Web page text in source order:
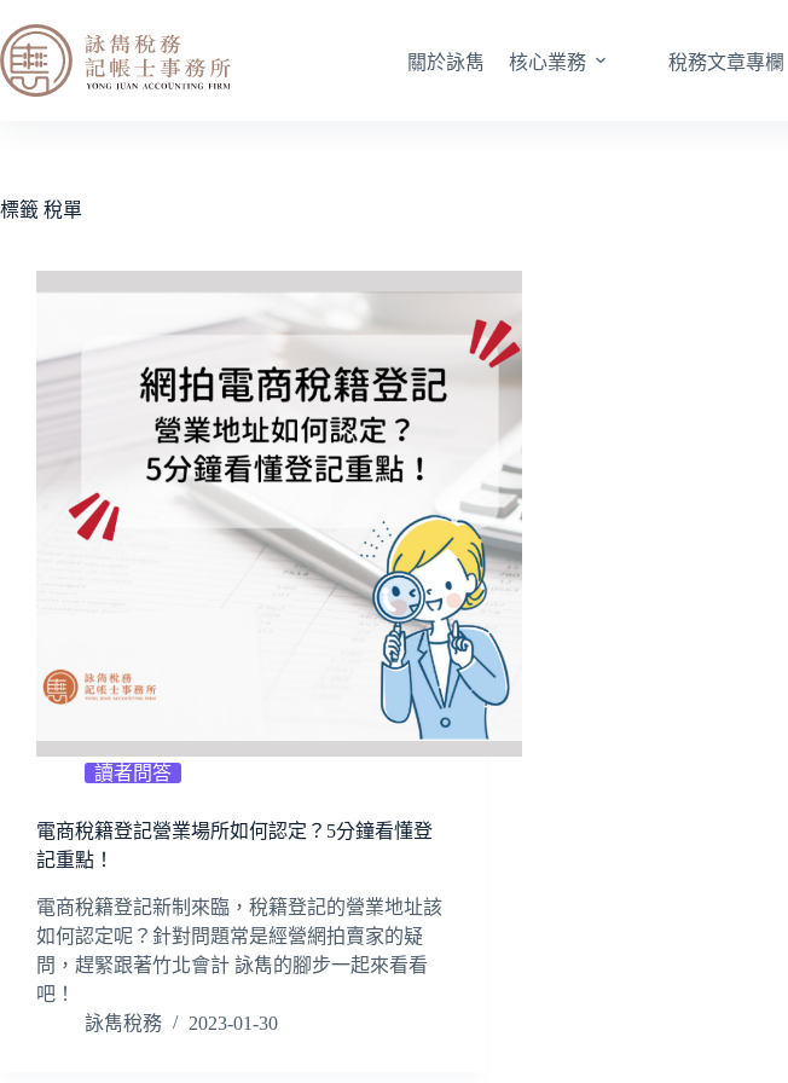
關於詠雋 核心業務 稅務文章專欄
標籤 稅單
讀者問答
電商稅籍登記營業場所如何認定？5分鐘看懂登
記重點！
電商稅籍登記新制來臨，稅籍登記的營業地址該
如何認定呢？針對問題常是經營網拍賣家的疑
問，趕緊跟著竹北會計 詠雋的腳步一起來看看
吧！
詠雋稅務
2023-01-30